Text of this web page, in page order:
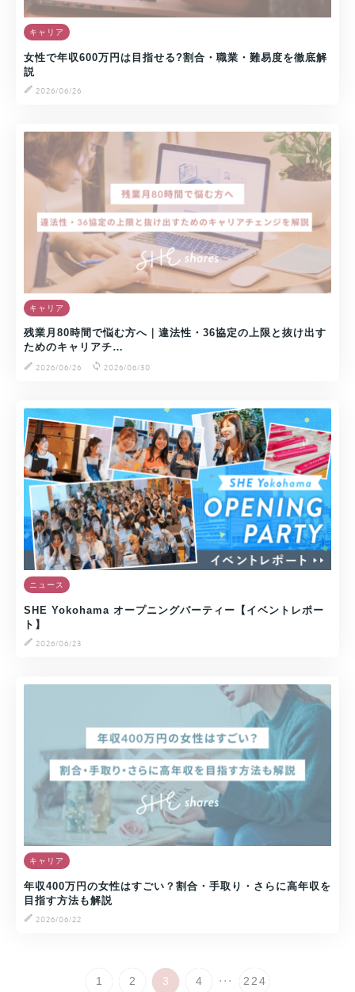
キャリア
女性で年収600万円は目指せる?割合・職業・難易度を徹底解
説
2026/06/26
キャリア
残業月80時間で悩む方へ｜違法性・36協定の上限と抜け出す
ためのキャリアチ…
2026/06/26
2026/06/30
ニュース
SHE Yokohama オープニングパーティー【イベントレポー
ト】
2026/06/23
キャリア
年収400万円の女性はすごい？割合・手取り・さらに高年収を
目指す方法も解説
2026/06/22
1 2 3 4 ... 224